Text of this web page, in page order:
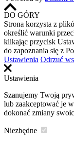
DO GÓRY
Strona korzysta z
określić warunki
klikając przycisk
do zapoznania się z
Ustawienia Odrzuć
Ustawienia
Szanujemy Twoją
lub zaakceptować je
dokonać zmiany
Niezbędne